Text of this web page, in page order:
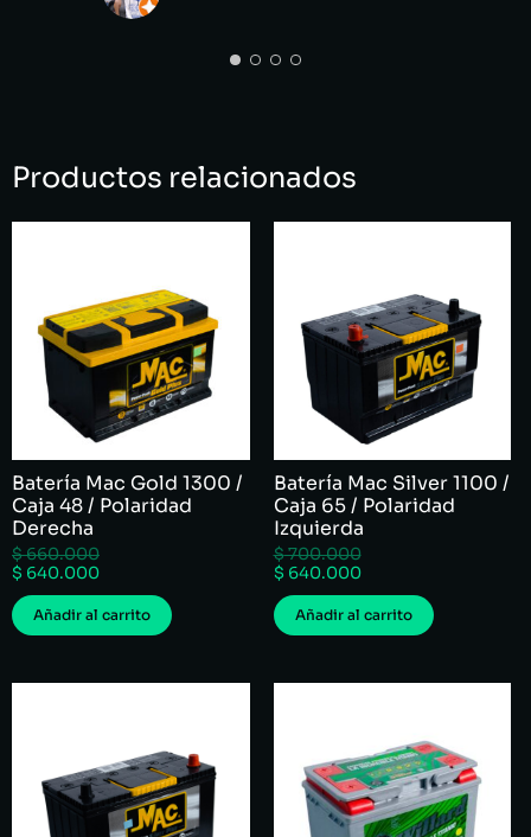
Productos relacionados
Batería Mac Gold 1300 /
Caja 48 / Polaridad
Derecha
$660.000
$ 640.000
Añadir al carrito
Batería Mac Silver 1100 /
Caja 65 / Polaridad
Izquierda
$700.000
$ 640.000
Añadir al carrito